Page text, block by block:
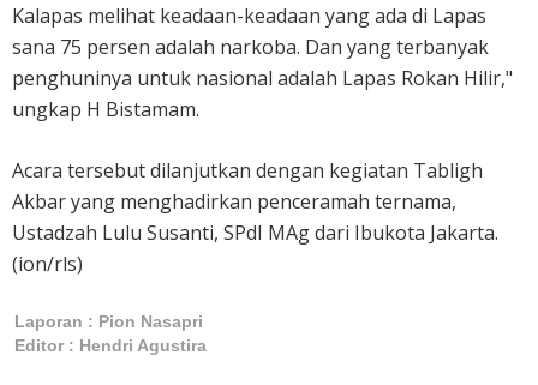
Kalapas melihat keadaan-keadaan yang ada di Lapas
sana 75 persen adalah narkoba. Dan yang terbanyak
penghuninya untuk nasional adalah Lapas Rokan Hilir,"
ungkap H Bistamam.
Acara tersebut dilanjutkan dengan kegiatan Tabligh
Akbar yang menghadirkan penceramah ternama,
Ustadzah Lulu Susanti, SPdI MAg dari Ibukota Jakarta.
(ion/rls)
Laporan : Pion Nasapri
Editor : Hendri Agustira